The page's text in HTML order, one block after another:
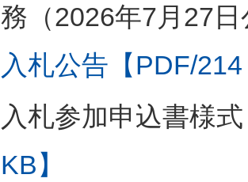
務（2026年7月27日
入札公告【PDF/
入札参加申込書様式
KB】